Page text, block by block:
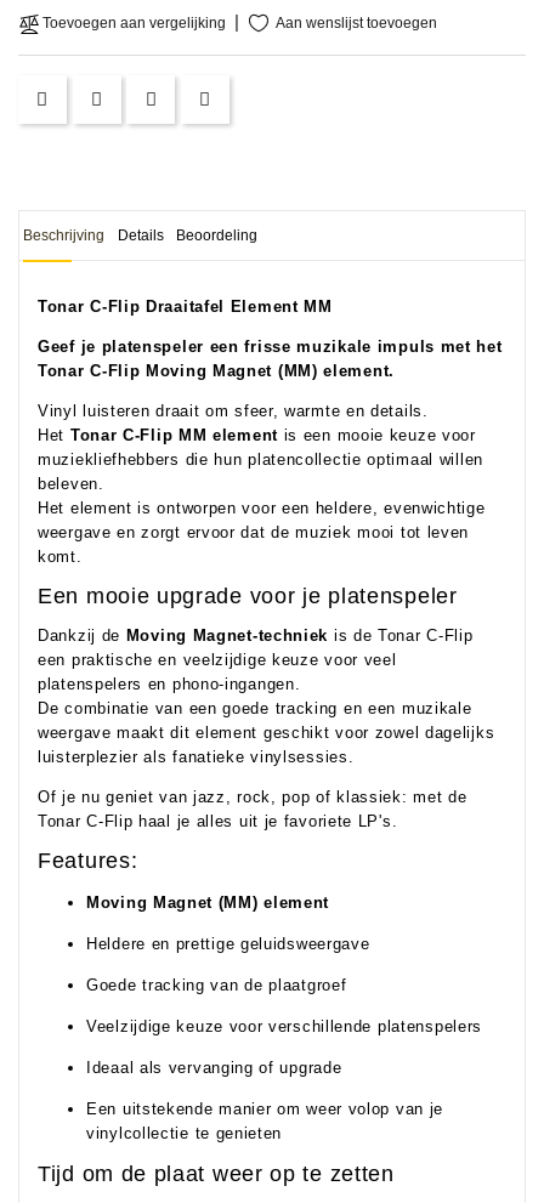
&
CLINICS
VERHUUR,
SERVICE
Toevoegen aan vergelijking Aan wenslijst toevoegen
Beschrijving Details Beoordeling
Tonar C-Flip Draaitafel Element MM
Geef je platenspeler een frisse muzikale impuls met het
Tonar C-Flip Moving Magnet (MM) element.
Vinyl luisteren draait om sfeer, warmte en details.
Het Tonar C-Flip MM elementis een mooie keuze voor
muziekliefhebbers die hun platencollectie optimaal willen
beleven.
Het element is ontworpen voor een heldere, evenwichtige
weergave en zorgt ervoor dat de muziek mooi tot leven
komt.
Een mooie upgrade voor je platenspeler
Dankzij de Moving Magnet-techniek is de Tonar C-Flip
een praktische en veelzijdige keuze voor veel
platenspelers en phono-ingangen.
De combinatie van een goede tracking en een muzikale
weergave maakt dit element geschikt voor zowel dagelijks
luisterplezier als fanatieke vinylsessies.
Of je nu geniet van jazz, rock, pop of klassiek: met de
Tonar C-Flip haal je alles uit je favoriete LP's.
Features:
Moving Magnet (MM) element
Heldere en prettige geluidsweergave
Goede tracking van de plaatgroef
Veelzijdige keuze voor verschillende platenspelers
Ideaal als vervanging of upgrade
Een uitstekende manier om weer volop van je
vinylcollectie te genieten
Tijd om de plaat weer op te zetten